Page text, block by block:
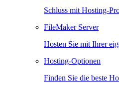
Schluss mit Hosting-
FileMaker Server
Hosten Sie mit Ihrer
Hosting-Optionen
Finden Sie die beste